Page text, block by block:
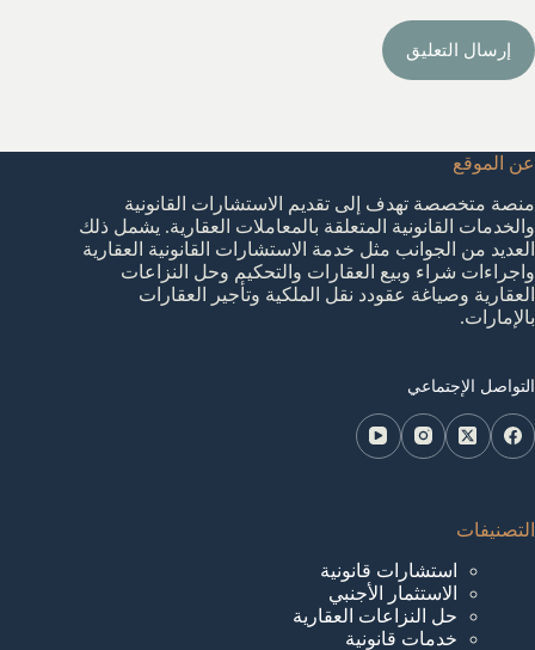
إرسال التعليق
عن الموقع
منصة متخصصة تهدف إلى تقديم الاستشارات القانونية
والخدمات القانونية المتعلقة بالمعاملات العقارية. يشمل ذلك
العديد من الجوانب مثل خدمة الاستشارات القانونية العقارية
واجراءات شراء وبيع العقارات والتحكيم وحل النزاعات
العقارية وصياغة عقودد نقل الملكية وتأجير العقارات
بالإمارات.
التواصل الإجتماعي
التصنيفات
استشارات قانونية
الاستثمار الأجنبي
حل النزاعات العقارية
خدمات قانونية